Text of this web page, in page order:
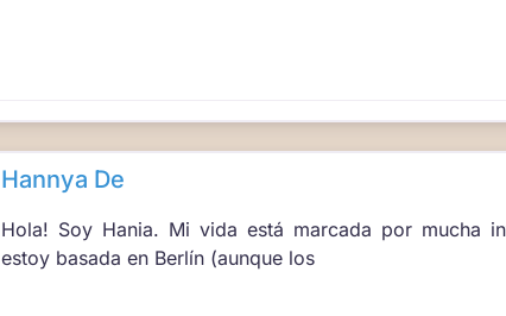
Hannya De
Hola! Soy Hania. Mi vida está marcada por mucha
estoy basada en Berlín (aunque los